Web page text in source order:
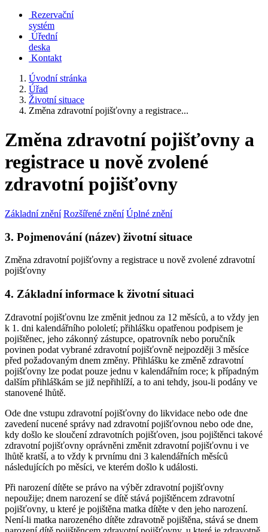
Rezervační
systém
Úřední
deska
Kontakt
Úvodní stránka
Úřad
Životní situace
Změna zdravotní pojišťovny a registrace...
Změna zdravotní pojišťovny a
registrace u nově zvolené
zdravotní pojišťovny
Základní znění Rozšířené znění Úplné znění
3. Pojmenování (název) životní situace
Změna zdravotní pojišťovny a registrace u nově zvolené zdravotní
pojišťovny
4. Základní informace k životní situaci
Zdravotní pojišťovnu lze změnit jednou za 12 měsíců, a to vždy jen
k 1. dni kalendářního pololetí; přihlášku opatřenou podpisem je
pojištěnec, jeho zákonný zástupce, opatrovník nebo poručník
povinen podat vybrané zdravotní pojišťovně nejpozději 3 měsíce
před požadovaným dnem změny. Přihlášku ke změně zdravotní
pojišťovny lze podat pouze jednu v kalendářním roce; k případným
dalším přihláškám se již nepřihlíží, a to ani tehdy, jsou-li podány ve
stanovené lhůtě.
Ode dne vstupu zdravotní pojišťovny do likvidace nebo ode dne
zavedení nucené správy nad zdravotní pojišťovnou nebo ode dne,
kdy došlo ke sloučení zdravotních pojišťoven, jsou pojištěnci takové
zdravotní pojišťovny oprávněni změnit zdravotní pojišťovnu i ve
lhůtě kratší, a to vždy k prvnímu dni 3 kalendářních měsíců
následujících po měsíci, ve kterém došlo k události.
Při narození dítěte se právo na výběr zdravotní pojišťovny
nepoužije; dnem narození se dítě stává pojištěncem zdravotní
pojišťovny, u které je pojištěna matka dítěte v den jeho narození.
Není-li matka narozeného dítěte zdravotně pojištěna, stává se dnem